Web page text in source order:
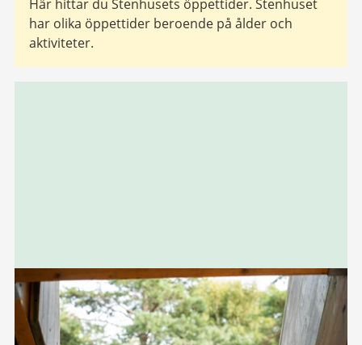
Här hittar du Stenhusets öppettider. Stenhuset
har olika öppettider beroende på ålder och
aktiviteter.